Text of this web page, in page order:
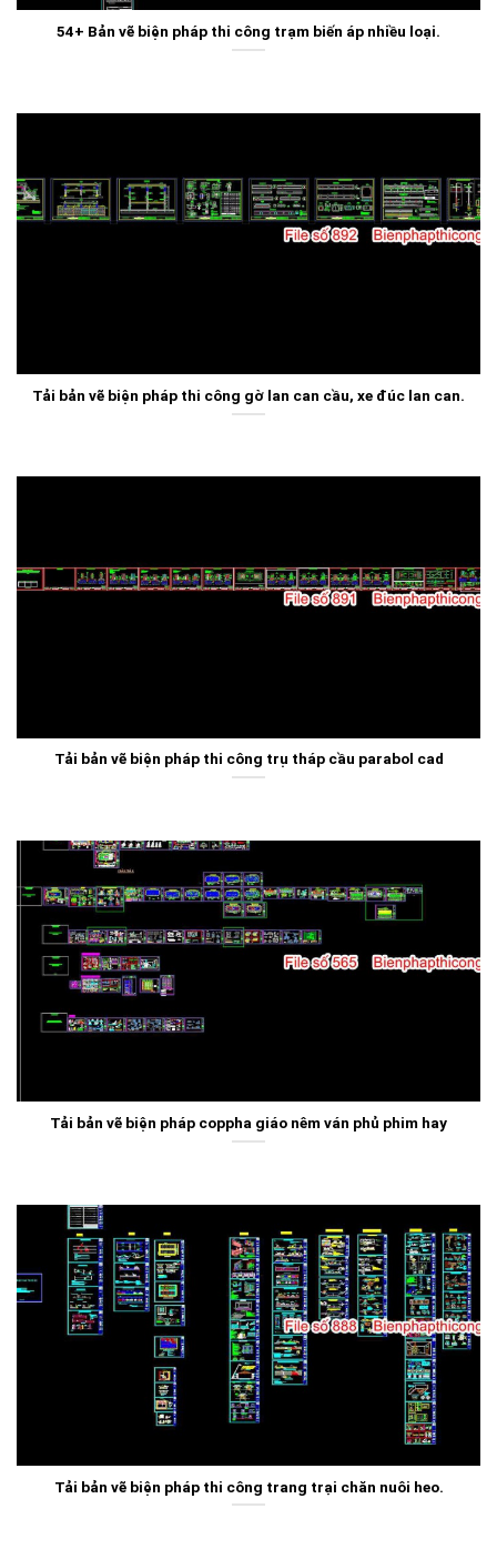
54+ Bản vẽ biện pháp thi công trạm biến áp nhiều loại.
Tải bản vẽ biện pháp thi công gờ lan can cầu, xe đúc lan can.
Tải bản vẽ biện pháp thi công trụ tháp cầu parabol cad
Tải bản vẽ biện pháp coppha giáo nêm ván phủ phim hay
Tải bản vẽ biện pháp thi công trang trại chăn nuôi heo.